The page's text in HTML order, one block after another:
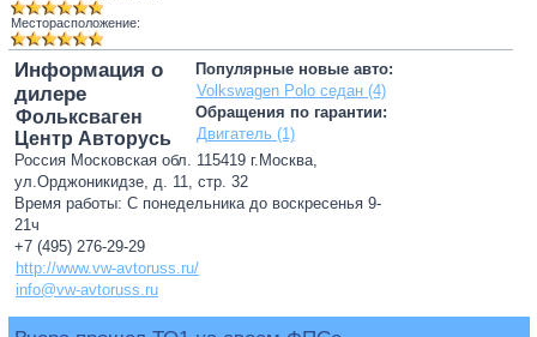
Месторасположение:
Популярные новые авто:
Volkswagen Polo седан (4)
Обращения по гарантии:
Двигатель (1)
Информация о
дилере
Фольксваген
Центр Авторусь
Россия Московская обл. 115419 г.Москва,
ул.Орджоникидзе, д. 11, стр. 32
Время работы: С понедельника до воскресенья 9-
21ч
+7 (495) 276-29-29
http://www.vw-avtoruss.ru/
info@vw-avtoruss.ru